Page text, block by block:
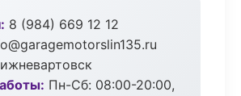
8 (984) 669 12 12
Пн-Сб: 08:00-20:00,